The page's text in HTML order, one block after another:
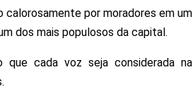
calorosamente por moradores em um
dos mais populosos da capital.
que cada voz seja considerada na